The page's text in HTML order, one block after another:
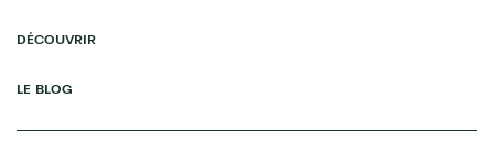
DÉCOUVRIR
LE BLOG